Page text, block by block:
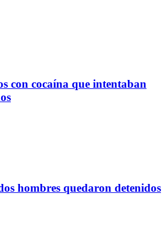
con cocaína que intentaban
hombres quedaron detenidos